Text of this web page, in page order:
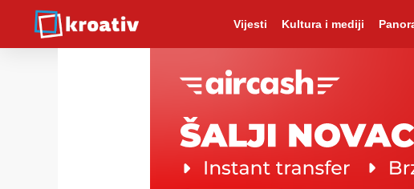
Vijesti Kultura i mediji